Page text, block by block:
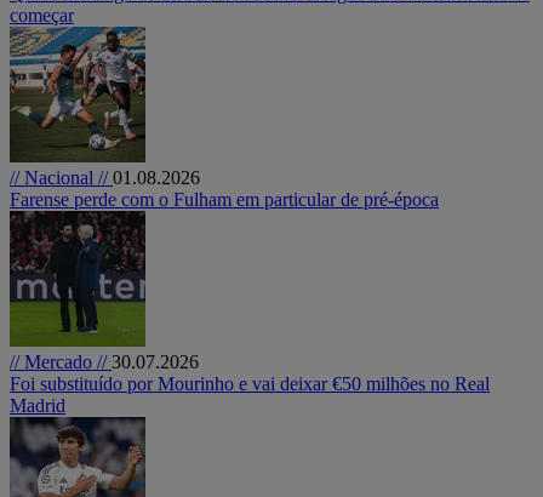
começar
// Nacional //01.08.2026
Farense perde com o Fulham em particular de pré-época
// Mercado //30.07.2026
Foi substituído por Mourinho e vai deixar €50 milhões no Real
Madrid